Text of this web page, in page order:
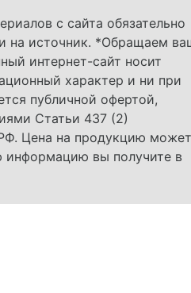
с сайта обязательно
на источник. *Обращаем
интернет-сайт носит
характер и ни при
публичной офертой,
Статьи 437 (2)
Цена на продукцию может
информацию вы получите в